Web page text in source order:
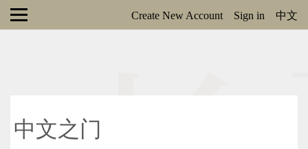
Create New Account Sign in 中文
中文之门